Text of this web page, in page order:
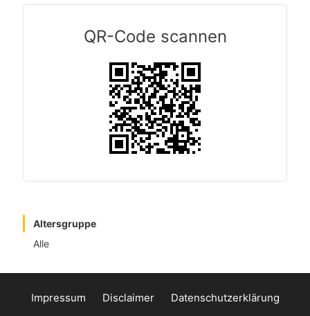
QR-Code scannen
Altersgruppe
Alle
Impressum Disclaimer Datenschutzerklärung